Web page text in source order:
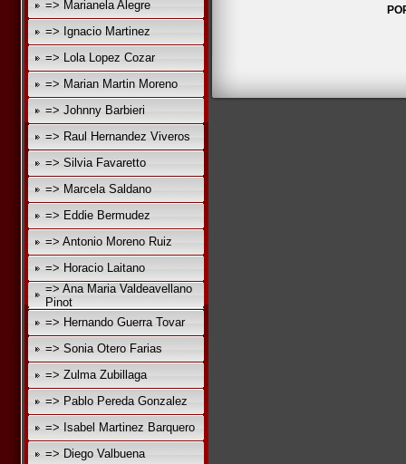
=> Marianela Alegre
=> Ignacio Martinez
=> Lola Lopez Cozar
=> Marian Martin Moreno
=> Johnny Barbieri
=> Raul Hernandez Viveros
=> Silvia Favaretto
=> Marcela Saldano
=> Eddie Bermudez
=> Antonio Moreno Ruiz
=> Horacio Laitano
=> Ana Maria Valdeavellano
Pinot
=> Hernando Guerra Tovar
=> Sonia Otero Farias
=> Zulma Zubillaga
=> Pablo Pereda Gonzalez
=> Isabel Martinez Barquero
=> Diego Valbuena